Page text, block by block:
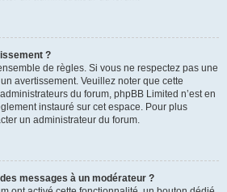
?
de règles. Si vous ne respectez pas une
avertissement. Veuillez noter que cette
du forum, phpBB Limited n’est en
instauré sur cet espace. Pour plus
un administrateur du forum.
messages à un modérateur ?